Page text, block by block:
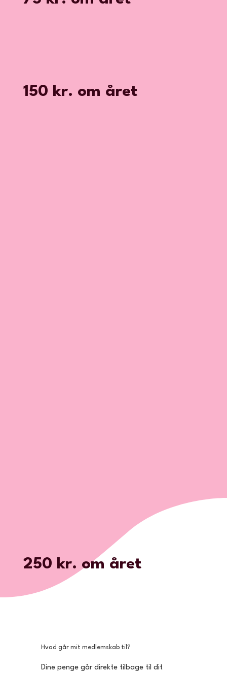
150 kr. om året
250 kr. om året
Hvad går mit medlemskab til?
Dine penge går direkte tilbage til dit